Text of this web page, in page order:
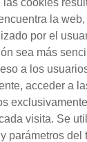
cookies
la web,
por el
sea más
a los
acceder a
visita. Se
parámetros del